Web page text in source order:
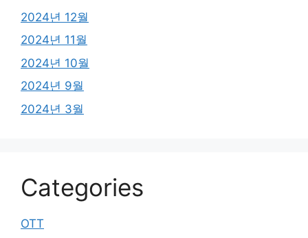
2024년 12월
2024년 11월
2024년 10월
2024년 9월
2024년 3월
Categories
OTT